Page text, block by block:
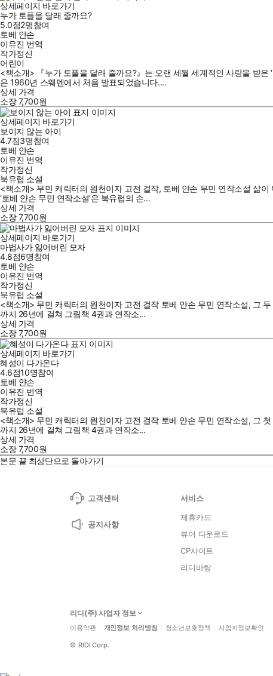
상세페이지 바로가기
누가 토플을 달래 줄까요?
5.0점2명참여
토베 얀손
이유진 번역
작가정신
어린이
<책소개> 『누가 토플을 달래 줄까요?』는 오랜 세월 세계적인 사랑을 받
은 1960년 스웨덴에서 처음 발표되었습니다....
상세 가격
소장7,700원
상세페이지 바로가기
보이지 않는 아이
4.7점3명참여
토베 얀손
이유진 번역
작가정신
북유럽 소설
<책소개> 무민 캐릭터의 원천이자 고전 걸작, 토베 얀손 무민 연작소설 삶
‘토베 얀손 무민 연작소설’은 북유럽의 손...
상세 가격
소장7,700원
상세페이지 바로가기
마법사가 잃어버린 모자
4.8점6명참여
토베 얀손
이유진 번역
작가정신
북유럽 소설
<책소개> 무민 캐릭터의 원천이자 고전 걸작 토베 얀손 무민 연작소설, 그
까지 26년에 걸쳐 그림책 4권과 연작소...
상세 가격
소장7,700원
상세페이지 바로가기
혜성이 다가온다
4.6점10명참여
토베 얀손
이유진 번역
작가정신
북유럽 소설
<책소개> 무민 캐릭터의 원천이자 고전 걸작 토베 얀손 무민 연작소설, 그
까지 26년에 걸쳐 그림책 4권과 연작소...
상세 가격
소장7,700원
본문 끝 최상단으로 돌아가기
고객센터
공지사항
서비스
제휴카드
뷰어 다운로드
CP사이트
리디바탕
리디(주) 사업자 정보
이용약관 개인정보 처리방침 청소년보호정책 사업자정보확인
© RIDI Corp.